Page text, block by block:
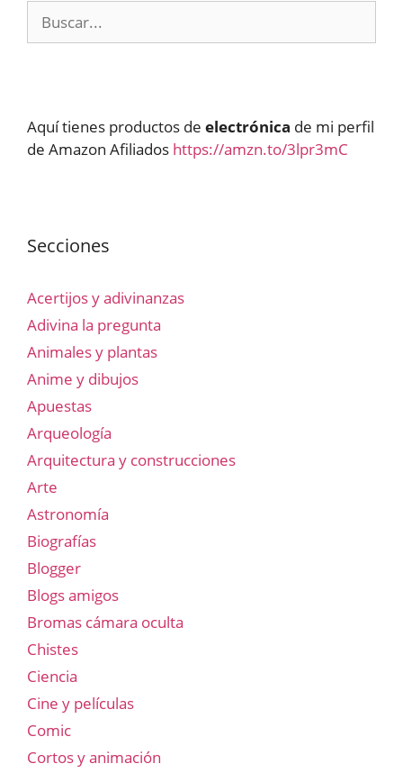
Aquí tienes productos de electrónica de mi perfil
de Amazon Afiliados https://amzn.to/3lpr3mC
Secciones
Acertijos y adivinanzas
Adivina la pregunta
Animales y plantas
Anime y dibujos
Apuestas
Arqueología
Arquitectura y construcciones
Arte
Astronomía
Biografías
Blogger
Blogs amigos
Bromas cámara oculta
Chistes
Ciencia
Cine y películas
Comic
Cortos y animación